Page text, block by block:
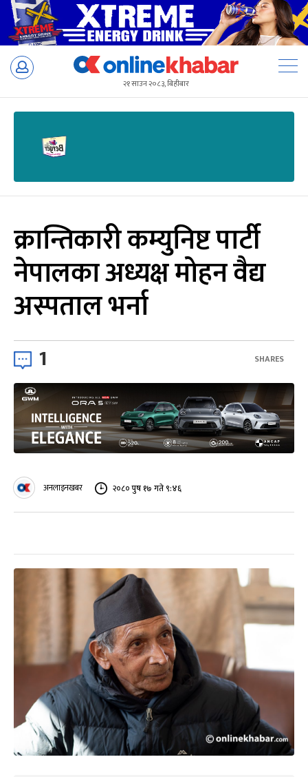
Skip
२१ साउन २०८३, बिहीबार
क्रान्तिकारी कम्युनिष्ट पार्टी
नेपालका अध्यक्ष मोहन वैद्य
अस्पताल भर्ना
1 SHARES
अनलाइनखबर २०८० पुष १७ गते ९:४६